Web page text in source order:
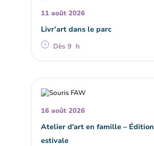
11 août 2026
Livr’art dans le parc
Dès 9 h
16 août 2026
Atelier d'art en famille – Édition
estivale